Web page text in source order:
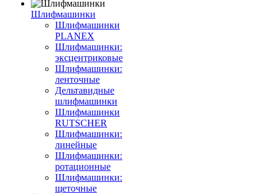
Шлифмашинки
Шлифмашинки
PLANEX
Шлифмашинки:
эксцентриковые
Шлифмашинки:
ленточные
Дельтавидные
шлифмашинки
Шлифмашинки
RUTSCHER
Шлифмашинки:
линейные
Шлифмашинки:
ротационные
Шлифмашинки:
щеточные